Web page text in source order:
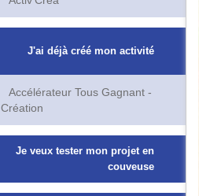
J'ai déjà créé mon activité
Accélérateur Tous Gagnant -
Création
Je veux tester mon projet en
couveuse